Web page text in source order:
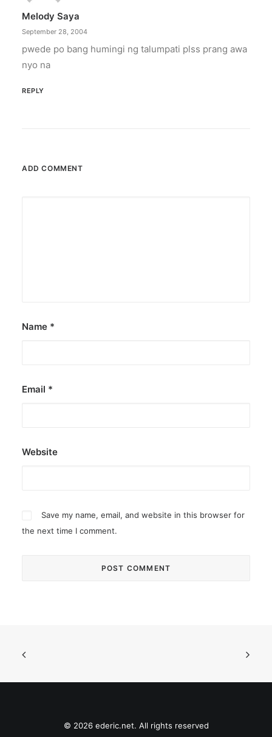
Melody Saya
September 28, 2004
pwede po bang humingi ng talumpati plss prang awa
nyo na
REPLY
ADD COMMENT
Name *
Email *
Website
Save my name, email, and website in this browser for
the next time I comment.
© 2026 ederic.net. All rights reserved